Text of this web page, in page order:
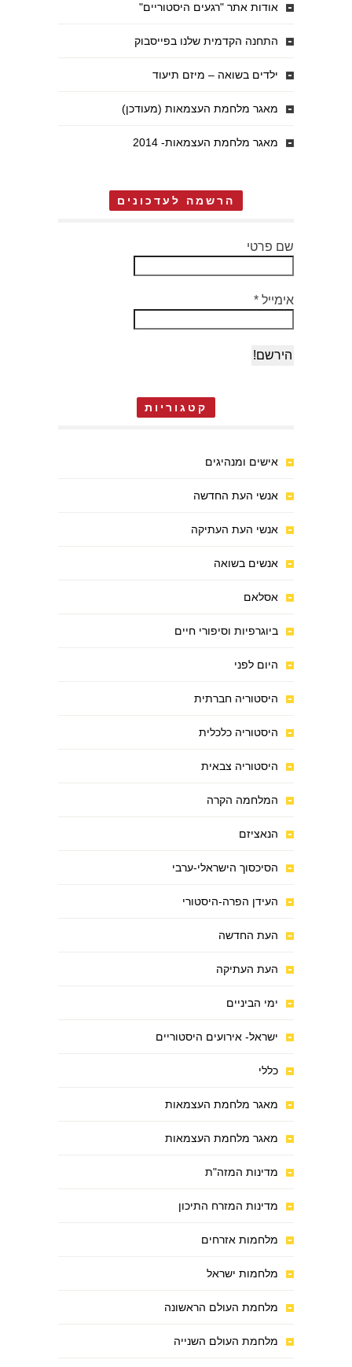
אודות אתר "רגעים היסטוריים"
התחנה הקדמית שלנו בפייסבוק
ילדים בשואה – מיזם תיעוד
מאגר מלחמת העצמאות (מעודכן)
מאגר מלחמת העצמאות- 2014
הרשמה לעדכונים
שם פרטי
אימייל *
קטגוריות
אישים ומנהיגים
אנשי העת החדשה
אנשי העת העתיקה
אנשים בשואה
אסלאם
ביוגרפיות וסיפורי חיים
היום לפני
היסטוריה חברתית
היסטוריה כלכלית
היסטוריה צבאית
המלחמה הקרה
הנאציזם
הסיכסוך הישראלי-ערבי
העידן הפרה-היסטורי
העת החדשה
העת העתיקה
ימי הביניים
ישראל- אירועים היסטוריים
כללי
מאגר מלחמת העצמאות
מאגר מלחמת העצמאות
מדינות המזה"ת
מדינות המזרח התיכון
מלחמות אזרחים
מלחמות ישראל
מלחמת העולם הראשונה
מלחמת העולם השנייה